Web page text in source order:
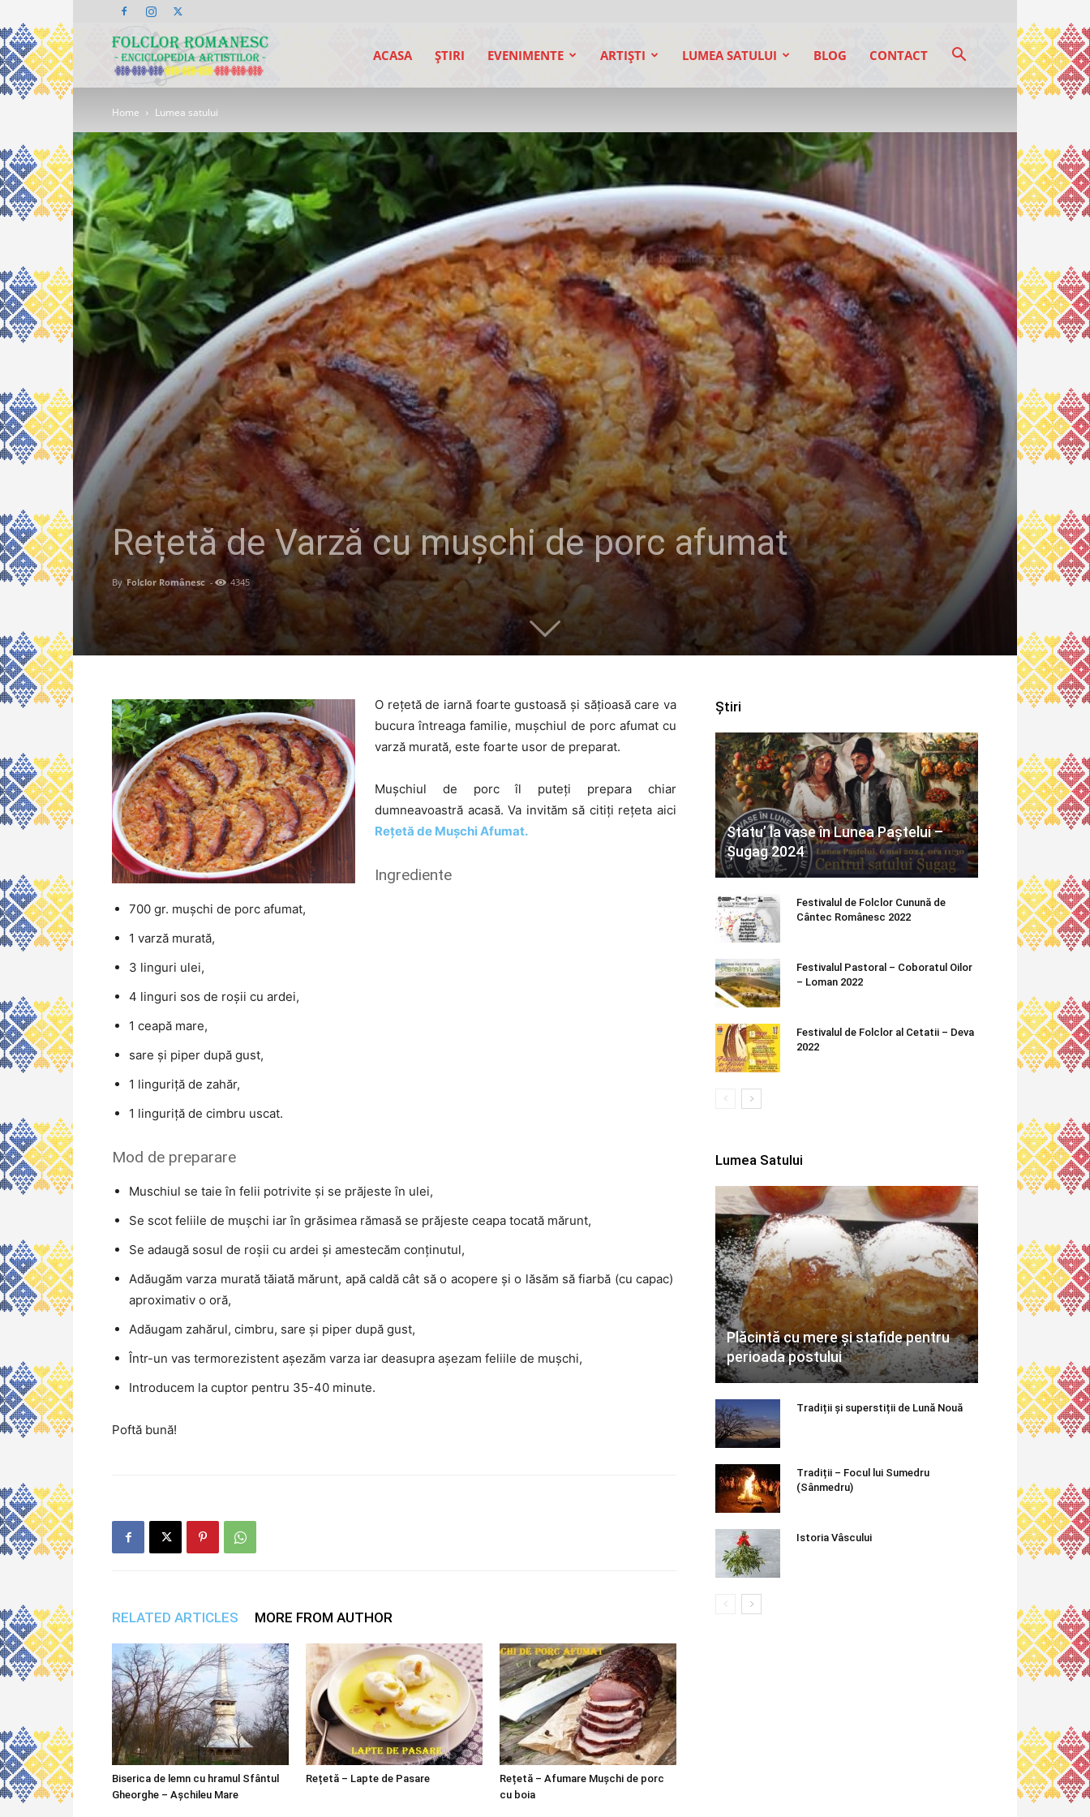
ACASA ŞTIRI EVENIMENTE ARTIŞTI LUMEA SATULUI BLOG CONTACT
Home Lumea satului
Rețetă de Varză cu mușchi de porc afumat
By Folclor Românesc - 4345
O rețetă de iarnă foarte gustoasă și sățioasă care va
bucura întreaga familie, mușchiul de porc afumat cu
varză murată, este foarte usor de preparat.
Mușchiul de porc îl puteți prepara chiar
dumneavoastră acasă. Va invităm să citiți rețeta aici
Rețetă de Mușchi Afumat.
Ingrediente
700 gr. mușchi de porc afumat,
1 varză murată,
3 linguri ulei,
4 linguri sos de roșii cu ardei,
1 ceapă mare,
sare și piper după gust,
1 linguriță de zahăr,
1 linguriță de cimbru uscat.
Mod de preparare
Muschiul se taie în felii potrivite și se prăjeste în ulei,
Se scot feliile de mușchi iar în grăsimea rămasă se prăjeste ceapa tocată mărunt,
Se adaugă sosul de roșii cu ardei și amestecăm conținutul,
Adăugăm varza murată tăiată mărunt, apă caldă cât să o acopere și o lăsăm să fiarbă (cu capac)
aproximativ o oră,
Adăugam zahărul, cimbru, sare și piper după gust,
Într-un vas termorezistent așezăm varza iar deasupra așezam feliile de mușchi,
Introducem la cuptor pentru 35-40 minute.
Poftă bună!
RELATED ARTICLES MORE FROM AUTHOR
Biserica de lemn cu hramul Sfântul
Gheorghe – Așchileu Mare
Rețetă – Lapte de Pasare
Rețetă – Afumare Mușchi de porc
cu boia
Știri
Statu’ la vase în Lunea Paștelui –
Șugag 2024
Festivalul de Folclor Cunună de
Cântec Românesc 2022
Festivalul Pastoral – Coboratul Oilor
– Loman 2022
Festivalul de Folclor al Cetatii – Deva
2022
Lumea Satului
Plăcintă cu mere și stafide pentru
perioada postului
Tradiții și superstiții de Lună Nouă
Tradiții – Focul lui Sumedru
(Sânmedru)
Istoria Vâscului